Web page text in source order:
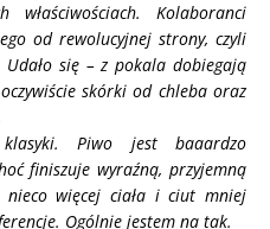
właściwościach. Kolaboranci
od rewolucyjnej strony, czyli
się – z pokala dobiegają
skórki od chleba oraz
Piwo jest baaardzo
finiszuje wyraźną, przyjemną
nieco więcej ciała i ciut mniej
Ogólnie jestem na tak.